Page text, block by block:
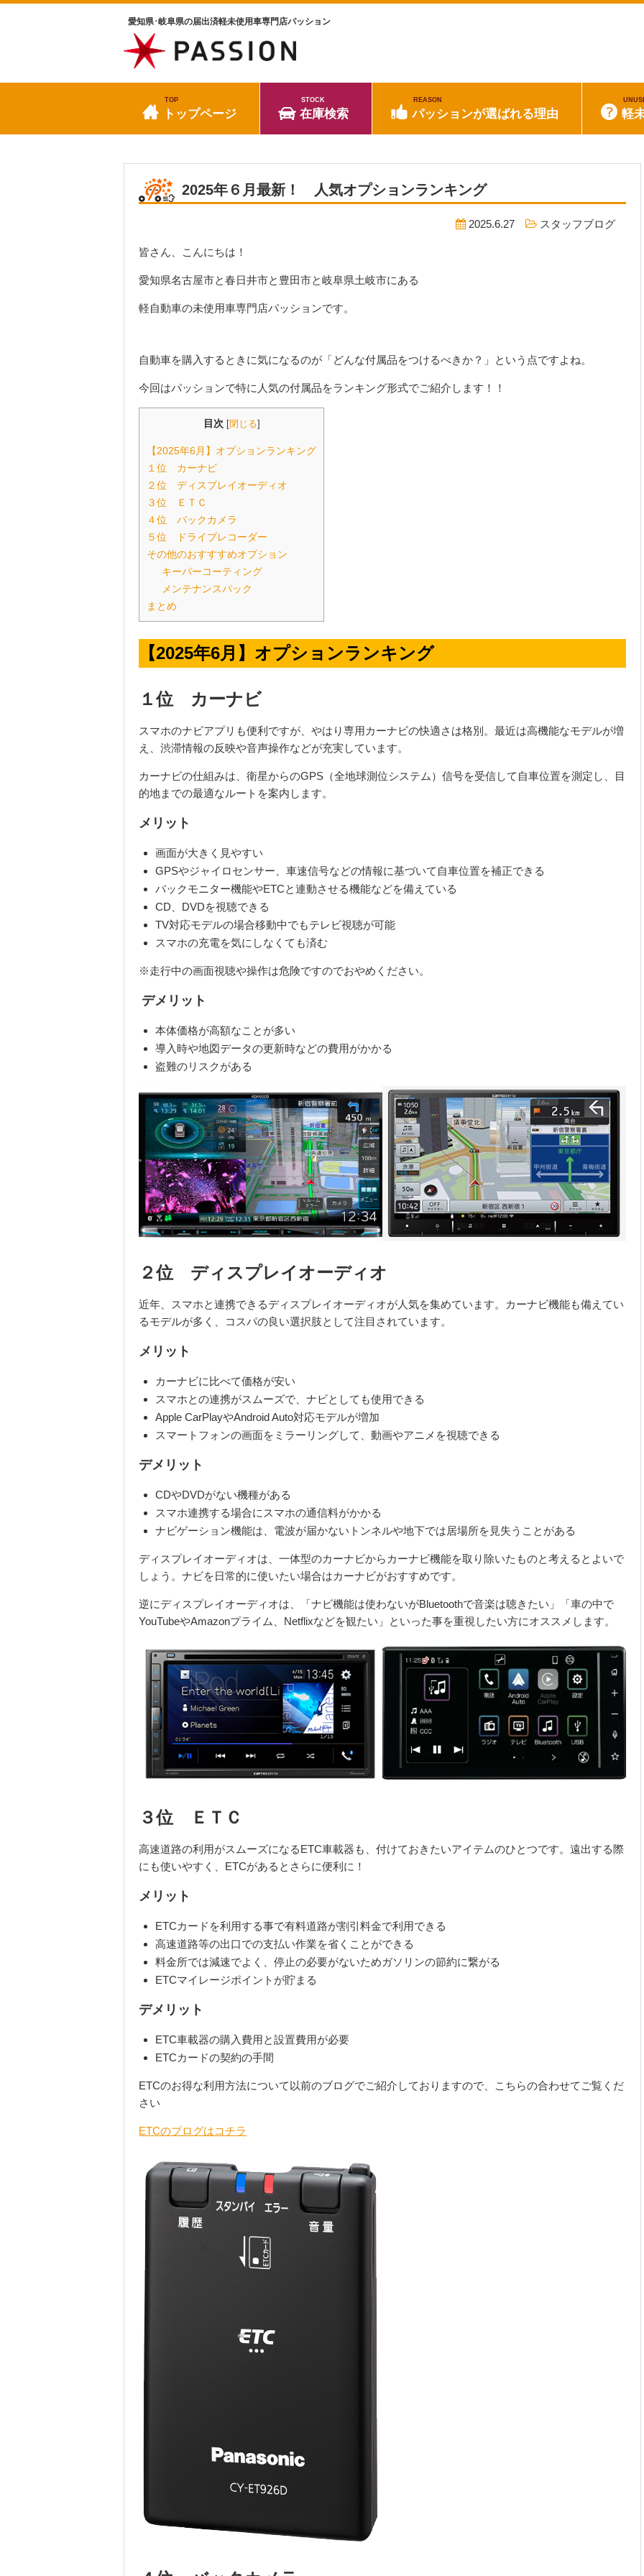
愛知県･岐阜県の届出済軽未使用車専門店パッション
TOP
トップページ
STOCK
在庫検索
REASON
パッションが選ばれる理由 軽
2025年６月最新！ 人気オプションランキング
2025.6.27 スタッフブログ
皆さん、こんにちは！
愛知県名古屋市と春日井市と豊田市と岐阜県土岐市にある
軽自動車の未使用車専門店パッションです。
自動車を購入するときに気になるのが「どんな付属品をつけるべきか？」という点ですよね。
今回はパッションで特に人気の付属品をランキング形式でご紹介します！！
目次 [閉じる]
【2025年6月】オプションランキング
１位 カーナビ
２位 ディスプレイオーディオ
３位 ＥＴＣ
４位 バックカメラ
５位 ドライブレコーダー
その他のおすすすめオプション
キーパーコーティング
メンテナンスパック
まとめ
【2025年6月】オプションランキング
１位 カーナビ
スマホのナビアプリも便利ですが、やはり専用カーナビの快適さは格別。最近は高機能なモデルが増
え、渋滞情報の反映や音声操作などが充実しています。
カーナビの仕組みは、衛星からのGPS （全地球測位システム）信号を受信して自車位置を測定し、目
的地までの最適なルートを案内します。
メリット
画面が大きく見やすい
GPSやジャイロセンサー、車速信号などの情報に基づいて自車位置を補正できる
バックモニター機能やETCと連動させる機能などを備えている
CD、 DVDを視聴できる
TV対応モデルの場合移動中でもテレビ視聴が可能
スマホの充電を気にしなくても済む
※走行中の画面視聴や操作は危険ですのでおやめください。
デメリット
本体価格が高額なことが多い
導入時や地図データの更新時などの費用がかかる
盗難のリスクがある
２位 ディスプレイオーディオ
近年、スマホと連携できるディスプレイオーディオが人気を集めています。カーナビ機能も備えてい
るモデルが多く、コスパの良い選択肢として注目されています。
メリット
カーナビに比べて価格が安い
スマホとの連携がスムーズで、ナビとしても使用できる
Apple CarPlayやAndroid Auto対応モデルが増加
スマートフォンの画面をミラーリングして、動画やアニメを視聴できる
デメリット
CDやDVDがない機種がある
スマホ連携する場合にスマホの通信料がかかる
ナビゲーション機能は、電波が届かないトンネルや地下では居場所を見失うことがある
ディスプレイオーディオは、一体型のカーナビからカーナビ機能を取り除いたものと考えるとよいで
しょう。ナビを日常的に使いたい場合はカーナビがおすすめです。
逆にディスプレイオーディオは、「ナビ機能は使わないがBluetoothで音楽は聴きたい」「車の中で
YouTubeやAmazonプライム、 Netflixなどを観たい」といった事を重視したい方にオススメします。
３位 ＥＴＣ
高速道路の利用がスムーズになるETC車載器も、付けておきたいアイテムのひとつです。遠出する際
にも使いやすく、 ETCがあるとさらに便利に！
メリット
ETCカードを利用する事で有料道路が割引料金で利用できる
高速道路等の出口での支払い作業を省くことができる
料金所では減速でよく、停止の必要がないためガソリンの節約に繋がる
ETCマイレージポイントが貯まる
デメリット
ETC車載器の購入費用と設置費用が必要
ETCカードの契約の手間
ETCのお得な利用方法について以前のブログでご紹介しておりますので、こちらの合わせてご覧くだ
さい
ETCのブログはコチラ